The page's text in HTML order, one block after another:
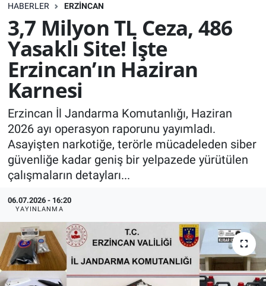
HABERLER ERZINCAN
3,7 Milyon TL Ceza, 486
Yasaklı Site! İşte
Erzincan’ın Haziran
Karnesi
Erzincan İl Jandarma Komutanlığı, Haziran
2026 ayı operasyon raporunu yayımladı.
Asayişten narkotiğe, terörle mücadeleden siber
güvenliğe kadar geniş bir yelpazede yürütülen
çalışmaların detayları...
06.07.2026 - 16:20
YAYINLANMA
EKONOMİ
Bilim, teknoloji
GENEL
KÜLTÜR-SANAT
Yerel Haber
Politika
SPOR
YAŞAM
RESMİ İLAN